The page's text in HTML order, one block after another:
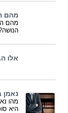
מהם
מהם
אלו
נאמן
מהו
היא